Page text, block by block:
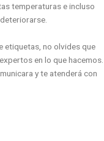
temperaturas e incluso
etiquetas, no olvides que
en lo que hacemos.
y te atenderá con